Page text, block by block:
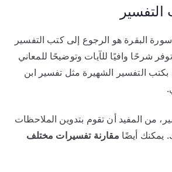
التفسير
البقرة هو الرجوع إلى كتب التفسير
شرحًا وافيًا للآيات وتوضيحًا للمعاني
بكتب التفسير الشهيرة مثل تفسير ابن
من المفيد أن تقوم بتدوين الملاحظات
يمكنك أيضًا مقارنة تفسيرات مختلف